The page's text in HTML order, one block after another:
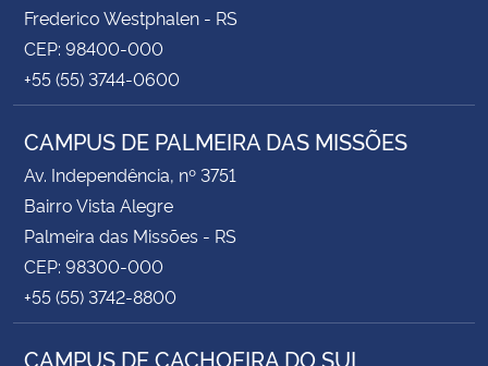
Frederico Westphalen - RS
CEP: 98400-000
+55 (55) 3744-0600
CAMPUS DE PALMEIRA DAS MISSÕES
Av. Independência, nº 3751
Bairro Vista Alegre
Palmeira das Missões - RS
CEP: 98300-000
+55 (55) 3742-8800
CAMPUS DE CACHOEIRA DO SUL